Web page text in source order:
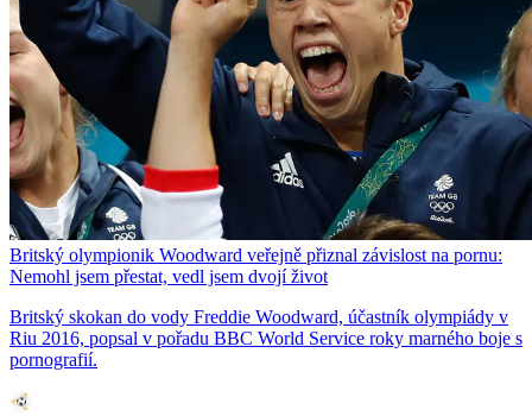
Britský olympionik Woodward veřejně přiznal závislost na pornu:
Nemohl jsem přestat, vedl jsem dvojí život
Britský skokan do vody Freddie Woodward, účastník olympiády v
Riu 2016, popsal v pořadu BBC World Service roky marného boje s
pornografií.